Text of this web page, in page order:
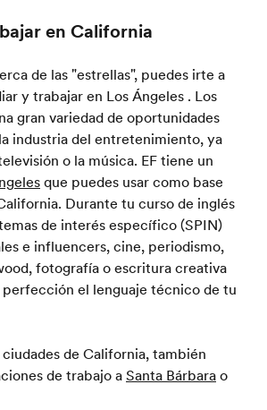
en California
de las "estrellas", puedes irte a
y trabajar en Los Ángeles . Los
gran variedad de oportunidades
industria del entretenimiento, ya
o la música. EF tiene un
que puedes usar como base
Durante tu curso de inglés
de interés específico (SPIN)
e influencers, cine, periodismo,
fotografía o escritura creativa
perfección el lenguaje técnico de tu
de California, también
de trabajo aSanta Bárbarao